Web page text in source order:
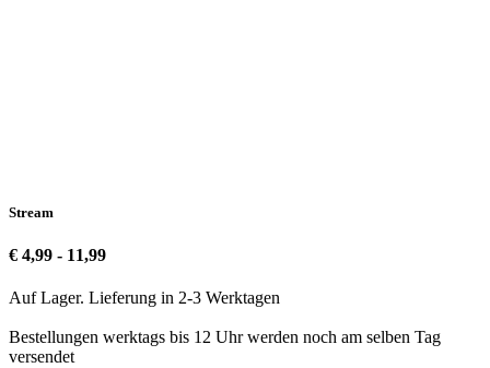
Stream
€ 4,99 - 11,99
Auf Lager. Lieferung in 2-3 Werktagen
Bestellungen werktags bis 12 Uhr werden noch am selben Tag
versendet